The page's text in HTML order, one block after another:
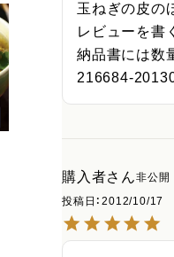
玉ねぎの皮の
レビューを書
納品書には数
216684-
購入者
非公開
投稿日
2012/10/17